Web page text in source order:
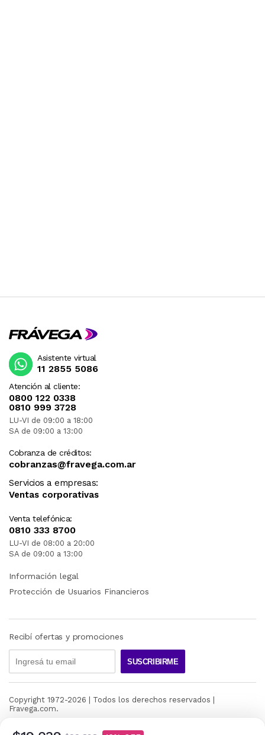
Atención al cliente:
0800 122 0338
0810 999 3728
LU-VI de 09:00 a 18:00
SA de 09:00 a 13:00
Cobranza de créditos:
cobranzas@fravega.com.ar
Servicios a empresas:
Ventas corporativas
Venta telefónica:
0810 333 8700
LU-VI de 08:00 a 20:00
SA de 09:00 a 13:00
Asistente virtual
11 2855 5086
Información legal
Protección de Usuarios Financieros
Recibí ofertas y promociones
SUSCRIBIRME
Copyright 1972-2026 | Todos los derechos reservados |
Fravega.com.